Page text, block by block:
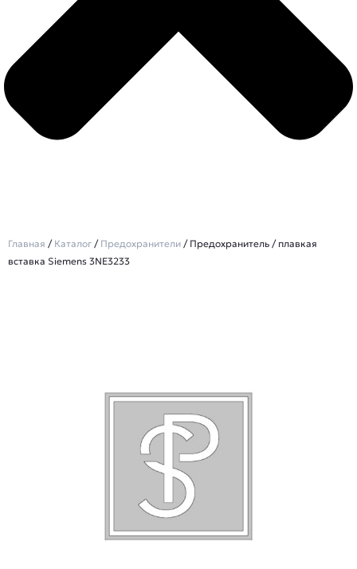
Главная / Каталог / Предохранители / Предохранитель / плавкая
вставка Siemens 3NE3233